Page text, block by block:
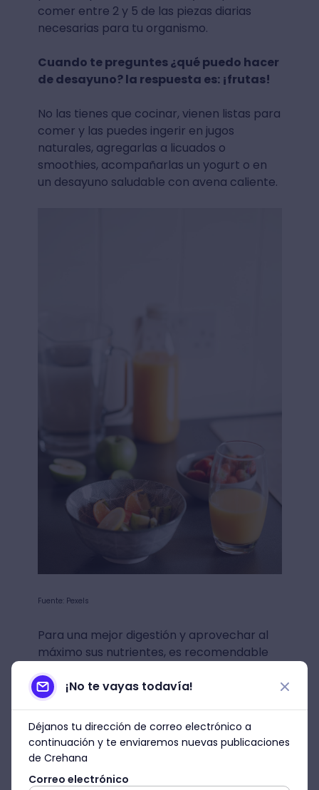
comer entre 2 y 5 de las piezas diarias
necesarias para tu organismo.
Cuando te preguntes ¿qué puedo hacer
de desayuno? la respuesta es: ¡frutas!
No las tienes que cocinar, vienen listas para
comer y las puedes ingerir en jugos
naturales, agregarlas a licuados o
smoothies, acompañarlas un yogurt o en
un desayuno saludable con avena caliente.
Fuente: Pexels
Para una mejor digestión y aprovechar al
máximo sus nutrientes, es recomendable
aprender a combinarlas entre sí según su
categoría:
Dulces:banana, durazno, higo, pasas,
sandía.
Semidulces: mango, manzana, pera, uvas
¡No te vayas todavía!
Déjanos tu dirección de correo electrónico a
continuación y te enviaremos nuevas publicaciones
de Crehana
Correo electrónico